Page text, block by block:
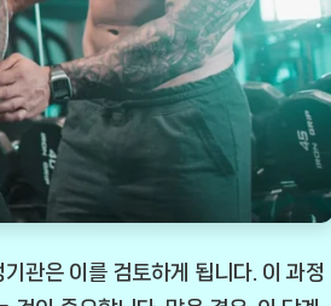
관은 이를 검토하게 됩니다. 이 과정